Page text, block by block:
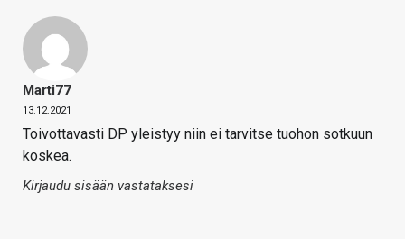
Marti77
13.12.2021
Toivottavasti DP yleistyy niin ei tarvitse tuohon sotkuun
koskea.
Kirjaudu sisään vastataksesi